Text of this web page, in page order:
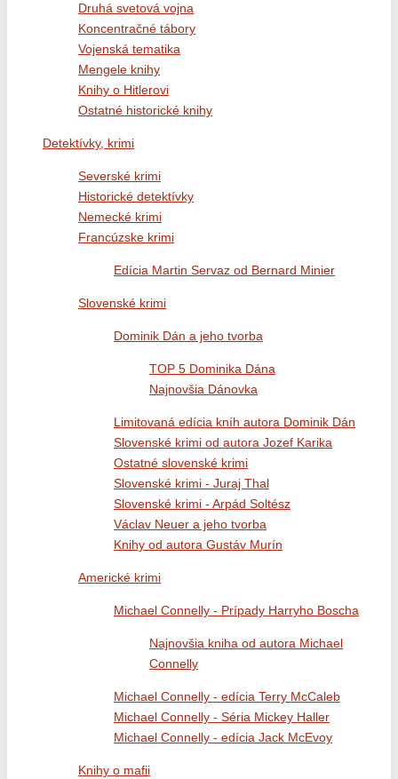
Druhá svetová vojna
Koncentračné tábory
Vojenská tematika
Mengele knihy
Knihy o Hitlerovi
Ostatné historické knihy
Detektívky, krimi
Severské krimi
Historické detektívky
Nemecké krimi
Francúzske krimi
Edícia Martin Servaz od Bernard Minier
Slovenské krimi
Dominik Dán a jeho tvorba
TOP 5 Dominika Dána
Najnovšia Dánovka
Limitovaná edícia kníh autora Dominik Dán
Slovenské krimi od autora Jozef Karika
Ostatné slovenské krimi
Slovenské krimi - Juraj Thal
Slovenské krimi - Arpád Soltész
Václav Neuer a jeho tvorba
Knihy od autora Gustáv Murín
Americké krimi
Michael Connelly - Prípady Harryho Boscha
Najnovšia kniha od autora Michael
Connelly
Michael Connelly - edícia Terry McCaleb
Michael Connelly - Séria Mickey Haller
Michael Connelly - edícia Jack McEvoy
Knihy o mafii